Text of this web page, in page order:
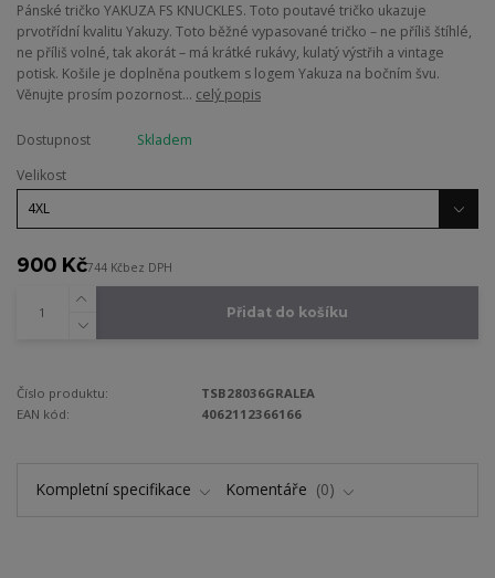
Pánské tričko YAKUZA FS KNUCKLES. Toto poutavé tričko ukazuje
prvotřídní kvalitu Yakuzy. Toto běžné vypasované tričko – ne příliš štíhlé,
ne příliš volné, tak akorát – má krátké rukávy, kulatý výstřih a vintage
potisk. Košile je doplněna poutkem s logem Yakuza na bočním švu.
Věnujte prosím pozornost... celý popis
Dostupnost
Skladem
Velikost
900 Kč744 Kčbez DPH
Přidat do košíku
Číslo produktu:
TSB28036GRALEA
EAN kód:
4062112366166
Kompletní specifikace Komentáře 0